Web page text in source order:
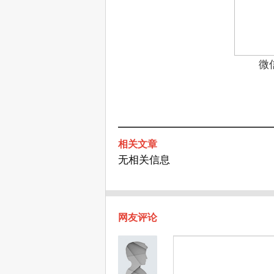
微
相关文章
无相关信息
网友评论